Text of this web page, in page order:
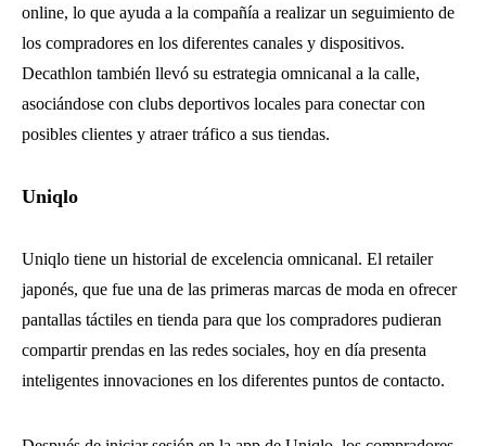
online, lo que ayuda a la compañía a realizar un seguimiento de
los compradores en los diferentes canales y dispositivos.
Decathlon también llevó su estrategia omnicanal a la calle,
asociándose con clubs deportivos locales para conectar con
posibles clientes y atraer tráfico a sus tiendas.
Uniqlo
Uniqlo tiene un historial de excelencia omnicanal. El retailer
japonés, que fue una de las primeras marcas de moda en ofrecer
pantallas táctiles en tienda para que los compradores pudieran
compartir prendas en las redes sociales, hoy en día presenta
inteligentes innovaciones en los diferentes puntos de contacto.